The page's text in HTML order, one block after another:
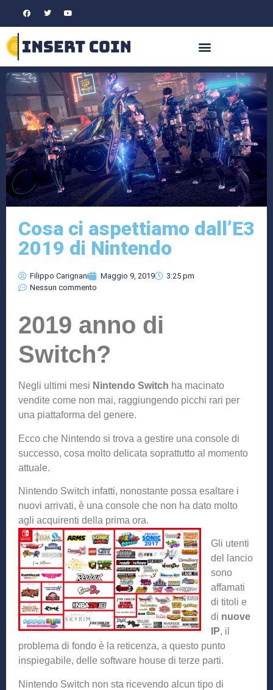
Cosa ci aspettiamo dall’E3
2019 di Nintendo
Filippo Carignani Maggio 9, 2019
3:25 pm
Nessun commento
2019 anno di
Switch?
Negli ultimi mesi Nintendo Switch ha macinato
vendite come non mai, raggiungendo picchi rari per
una piattaforma del genere.
Ecco che Nintendo si trova a gestire una console di
successo, cosa molto delicata soprattutto al momento
attuale.
Nintendo Switch infatti, nonostante possa esaltare i
nuovi arrivati, è una console che non ha dato molto
agli acquirenti della prima ora.
Gli utenti
del lancio
sono
affamati
di titoli e
di nuove
IP, il
problema di fondo è la reticenza, a questo punto
inspiegabile, delle software house di terze parti.
Nintendo Switch non sta ricevendo alcun tipo di